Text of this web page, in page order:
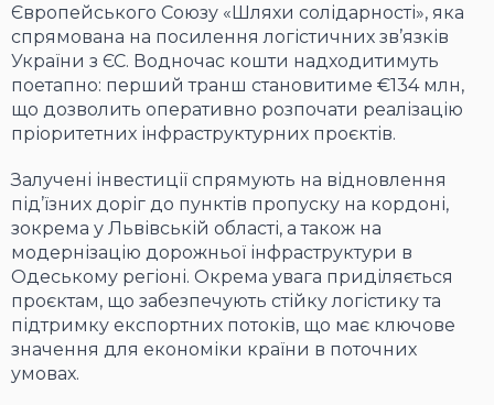
Європейського Союзу «Шляхи солідарності», яка
спрямована на посилення логістичних зв’язків
України з ЄС. Водночас кошти надходитимуть
поетапно: перший транш становитиме €134 млн,
що дозволить оперативно розпочати реалізацію
пріоритетних інфраструктурних проєктів.
Залучені інвестиції спрямують на відновлення
під’їзних доріг до пунктів пропуску на кордоні,
зокрема у Львівській області, а також на
модернізацію дорожньої інфраструктури в
Одеському регіоні. Окрема увага приділяється
проєктам, що забезпечують стійку логістику та
підтримку експортних потоків, що має ключове
значення для економіки країни в поточних
умовах.